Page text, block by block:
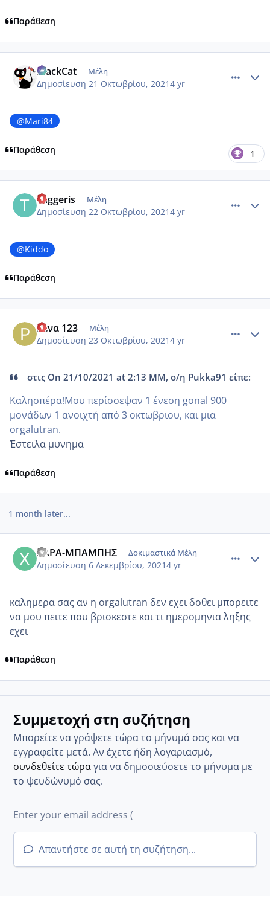
Παράθεση
BlackCat Μέλη
Δημοσίευση 21 Οκτωβρίου, 20214 yr
@Mari84
Παράθεση 1
Taggeris Μέλη
Δημοσίευση 22 Οκτωβρίου, 20214 yr
@Kiddo
Παράθεση
Ρένα 123 Μέλη
Δημοσίευση 23 Οκτωβρίου, 20214 yr
στις On 21/10/2021 at 2:13 ΜΜ, ο/η Pukka91 είπε:
Καλησπέρα!Μου περίσσεψαν 1 ένεση gonal 900
μονάδων 1 ανοιχτή από 3 οκτωβριου, και μια
orgalutran.
Έστειλα μυνημα
Παράθεση
1 month later...
ΧΑΡΑ-ΜΠΑΜΠΗΣ Δοκιμαστικά Μέλη
Δημοσίευση 6 Δεκεμβρίου, 20214 yr
καλημερα σας αν η orgalutran δεν εχει δοθει μπορειτε
να μου πειτε που βρισκεστε και τι ημερομηνια ληξης
εχει
Παράθεση
Συμμετοχή στη συζήτηση
Μπορείτε να γράψετε τώρα το μήνυμά σας και να
εγγραφείτε μετά. Αν έχετε ήδη λογαριασμό,
συνδεθείτε τώραγια να δημοσιεύσετε το μήνυμα με
το ψευδώνυμό σας.
Απαντήστε σε αυτή τη συζήτηση...